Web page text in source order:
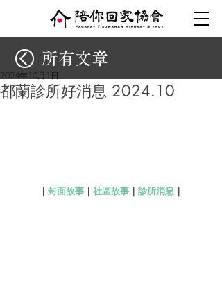
都蘭診所好消息 2024.10
2024年10月1日
｜ 封面故事 ｜ 社區故事 ｜ 診所消息 ｜
所有文章